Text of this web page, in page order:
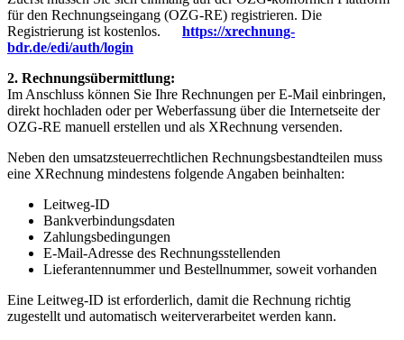
für den Rechnungseingang (OZG-RE) registrieren. Die
Registrierung ist kostenlos. https://xrechnung-
bdr.de/edi/auth/login
2. Rechnungsübermittlung:
Im Anschluss können Sie Ihre Rechnungen per E-Mail einbringen,
direkt hochladen oder per Weberfassung über die Internetseite der
OZG-RE manuell erstellen und als XRechnung versenden.
Neben den umsatzsteuerrechtlichen Rechnungsbestandteilen muss
eine XRechnung mindestens folgende Angaben beinhalten:
Leitweg-ID
Bankverbindungsdaten
Zahlungsbedingungen
E-Mail-Adresse des Rechnungsstellenden
Lieferantennummer und Bestellnummer, soweit vorhanden
Eine Leitweg-ID ist erforderlich, damit die Rechnung richtig
zugestellt und automatisch weiterverarbeitet werden kann.